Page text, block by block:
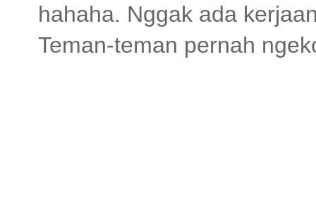
hahaha. Nggak ada
Teman-teman pernah